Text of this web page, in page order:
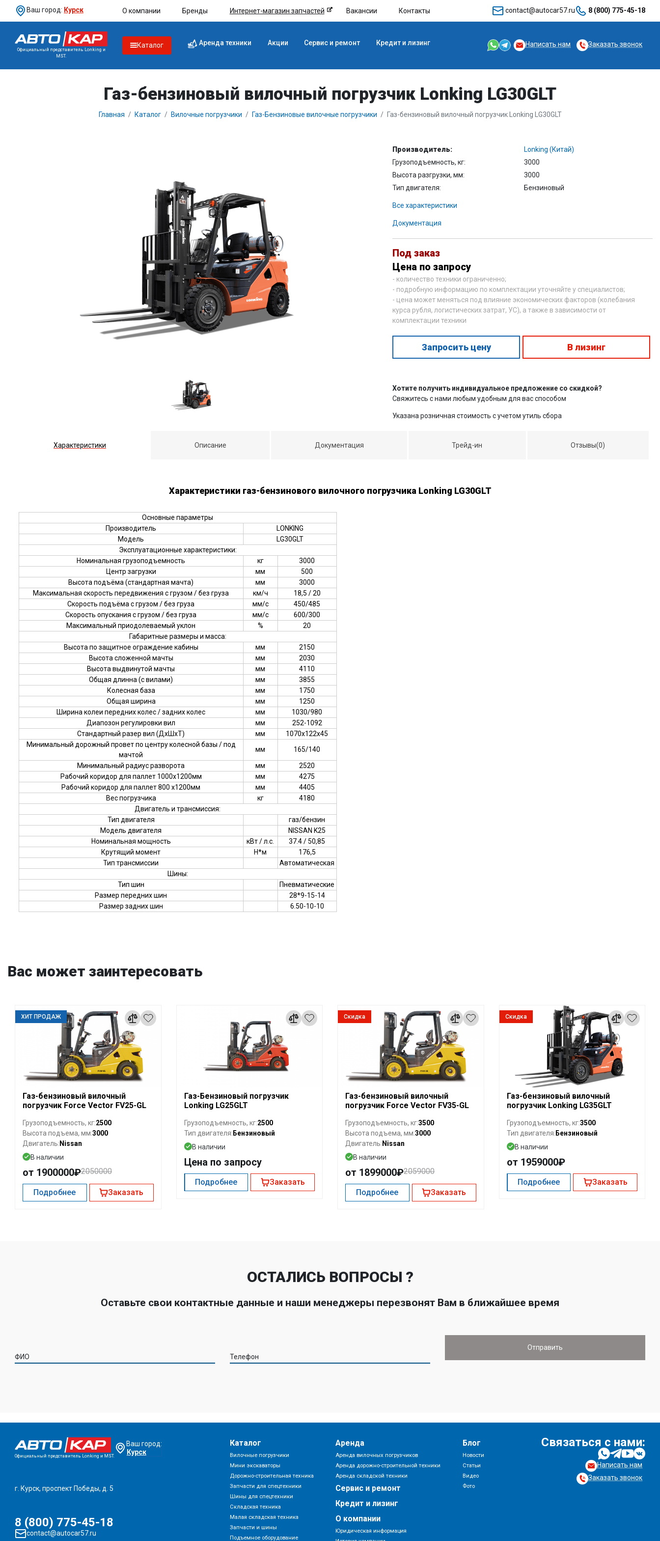
Ваш город: Курск О компании Бренды Интернет-магазин запчастей Вакансии Контакты contact@autocar57.ru 8 (800) 775-45-18
Официальный представитель Lonking и
MST.
Каталог Аренда техники Акции Сервис и ремонт Кредит и лизинг Написать нам Заказать звонок
Газ-бензиновый вилочный погрузчик Lonking LG30GLT
Главная Каталог Вилочные погрузчики Газ-Бензиновые вилочные погрузчики Газ-бензиновый вилочный погрузчик Lonking LG30GLT
Производитель:
Lonking (Китай)
Грузоподъемность, кг:
3000
Высота разгрузки, мм:
3000
Тип двигателя:
Бензиновый
Все характеристики
Документация
Под заказ
Цена по запросу
- количество техники ограниченно;
- подробную информацию по комплектации уточняйте у специалистов;
- цена может меняться под влияние экономических факторов (колебания
курса рубля, логистических затрат, УС), а также в зависимости от
комплектации техники
Запросить цену В лизинг
Хотите получить индивидуальное предложение со скидкой?
Свяжитесь с нами любым удобным для вас способом
Указана розничная стоимость с учетом утиль сбора
Характеристики Описание Документация Трейд-ин Отзывы(0)
Характеристики газ-бензинового вилочного погрузчика Lonking LG30GLT
Основные параметры
Производитель
LONKING
Модель
LG30GLT
Эксплуатационные характеристики:
Номинальная грузоподъемность
кг
3000
Центр загрузки
мм
500
Высота подъёма (стандартная мачта)
мм
3000
Максимальная скорость передвижения с грузом / без груза
км/ч
18,5 / 20
Скорость подъёма с грузом / без груза
мм/с
450/485
Скорость опускания с грузом / без груза
мм/с
600/300
Максимальный приодолеваемый уклон
%
20
Габаритные размеры и масса:
Высота по защитное ограждение кабины
мм
2150
Высота сложенной мачты
мм
2030
Высота выдвинутой мачты
мм
4110
Общая длинна (с вилами)
мм
3855
Колесная база
мм
1750
Общая ширина
мм
1250
Ширина колеи передних колес / задних колес
мм
1030/980
Диапозон регулировки вил
мм
252-1092
Стандартный разер вил (ДxШxТ)
мм
1070x122x45
Минимальный дорожный провет по центру колесной базы / под
мачтой
мм 165/140
Минимальный радиус разворота мм
2520
Рабочий коридор для паллет 1000х1200мм
мм
4275
Рабочий коридор для паллет 800 х1200мм
мм
4405
Вес погрузчика
кг
4180
Двигатель и трансмиссия:
Тип двигателя
газ/бензин
Модель двигателя
NISSAN K25
Номинальная мощность
кВт / л.с.
37.4 / 50,85
Крутящий момент
Н*м
176,5
Тип трансмиссии
Автоматическая
Шины:
Тип шин
Пневматические
Размер передних шин
28*9-15-14
Размер задних шин
6.50-10-10
Вас может заинтересовать
ХИТ ПРОДАЖ
Газ-бензиновый вилочный
погрузчик Force Vector FV25-GL
Грузоподъемность, кг:2500
Высота подъема, мм:3000
Двигатель: Nissan
В наличии
от 1900000₽2050000
Подробнее Заказать
Газ-Бензиновый погрузчик
Lonking LG25GLT
Грузоподъемность, кг:2500
Тип двигателя: Бензиновый
В наличии
Цена по запросу
Подробнее Заказать
Скидка
Газ-бензиновый вилочный
погрузчик Force Vector FV35-GL
Грузоподъемность, кг:3500
Высота подъема, мм:3000
Двигатель: Nissan
В наличии
от 1899000₽2059000
Подробнее Заказать
Скидка
Газ-бензиновый вилочный
погрузчик Lonking LG35GLT
Грузоподъемность, кг:3500
Тип двигателя: Бензиновый
В наличии
от 1959000₽
Подробнее Заказать
ОСТАЛИСЬ ВОПРОСЫ ?
Оставьте свои контактные данные и наши менеджеры перезвонят Вам в ближайшее время
ФИО Телефон
Официальный представитель Lonking и MST.
Ваш город:
Курск
г. Курск, проспект Победы, д. 5
8 (800) 775-45-18
contact@autocar57.ru
Каталог
Вилочные погрузчики
Мини экскаваторы
Дорожно-строительная техника
Запчасти для спецтехники
Шины для спецтехники
Складская техника
Малая складская техника
Запчасти и шины
Подъемное оборудование
Аренда
Аренда вилочных погрузчиков
Аренда дорожно-строительной техники
Аренда складской техники
Сервис и ремонт
Кредит и лизинг
О компании
Юридическая информация
Блог
Новости
Статьи
Видео
Фото
Связаться с нами:
Написать нам
Заказать звонок